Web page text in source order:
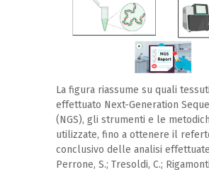
La figura riassume su quali
effettuato Next-Generation
(NGS), gli strumenti e le
utilizzate, fino a ottenere il
conclusivo delle analisi
Perrone, S.; Tresoldi, C.;